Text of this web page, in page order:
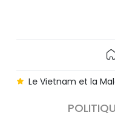
Le Vietnam et la